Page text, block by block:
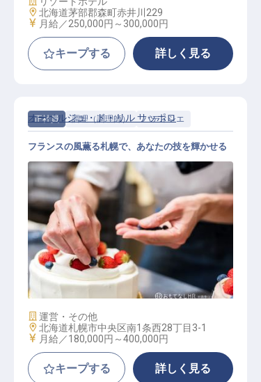
勤務地
北海道茅部郡森町赤井川229
給与
月給／250,000円～ 300,000円
キープする 詳しく見る
正社員 調理（調理師） パティシエ
パティシエ
オーベルジュ・ド・リル サッポロ
フランスの風薫る札幌で、あなたの技を輝かせる
施設業態
運営・その他
勤務地
北海道札幌市中央区南1条西28丁目3-1
給与
月給／180,000円～400,000円
キープする 詳しく見る